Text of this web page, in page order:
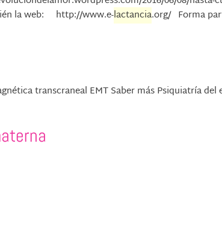
la web: http://www.e-lactancia.org/ Forma
transcraneal EMT Saber más Psiquiatría